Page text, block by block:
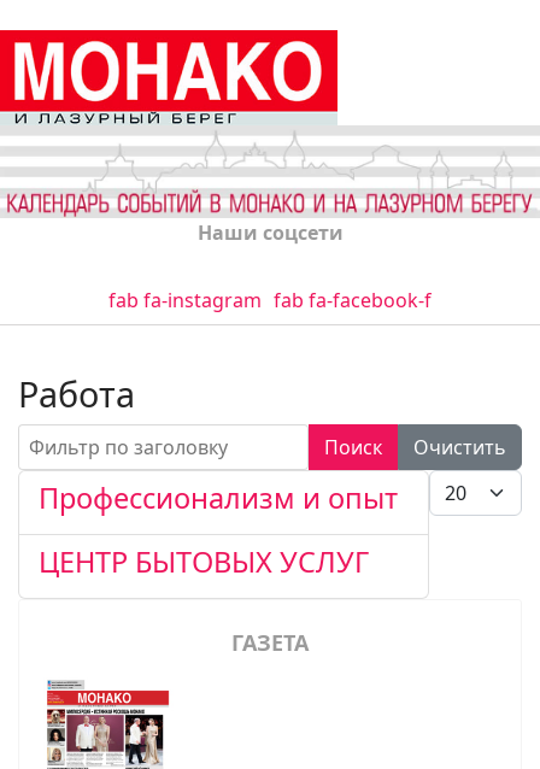
Наши соцсети
fab fa-instagram fab fa-facebook-f
Работа
Фильтр по заголовку Поиск
Очистить
Кол-во
Профессионализм и опыт
ЦЕНТР БЫТОВЫХ УСЛУГ
ГАЗЕТА